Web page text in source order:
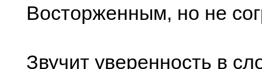
Восторженным, но не
Звучит уверенность в